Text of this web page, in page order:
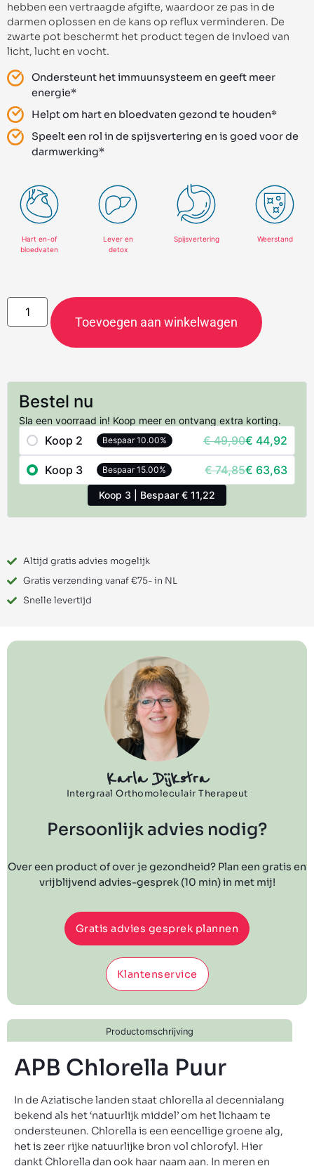
hebben een vertraagde afgifte, waardoor ze pas in de
darmen oplossen en de kans op reflux verminderen. De
zwarte pot beschermt het product tegen de invloed van
licht, lucht en vocht.
Ondersteunt het immuunsysteem en geeft meer
energie*
Helpt om hart en bloedvaten gezond te houden*
Speelt een rol in de spijsvertering en is goed voor de
darmwerking*
Hart en-of
bloedvaten
Lever en
detox
Spijsvertering Weerstand
Toevoegen aan winkelwagen
Bestel nu
Sla een voorraad in! Koop meer en ontvang extra korting.
Koop 2 Bespaar 10.00% €49,90€ 44,92
Koop 3 Bespaar 15.00% €74,85€ 63,63
Koop 3 | Bespaar € 11,22
Altijd gratis advies mogelijk
Gratis verzending vanaf €75- in NL
Snelle levertijd
Karla Dijkstra
Intergraal Orthomoleculair Therapeut
Persoonlijk advies nodig?
Over een product of over je gezondheid? Plan een gratis en
vrijblijvend advies-gesprek (10 min) in met mij!
Gratis advies gesprek plannen
Klantenservice
Productomschrijving
APB Chlorella Puur
In de Aziatische landen staat chlorella al decennialang
bekend als het ‘natuurlijk middel’ om het lichaam te
ondersteunen. Chlorella is een eencellige groene alg,
het is zeer rijke natuurlijke bron vol chlorofyl. Hier
dankt Chlorella dan ook haar naam aan. In meren en